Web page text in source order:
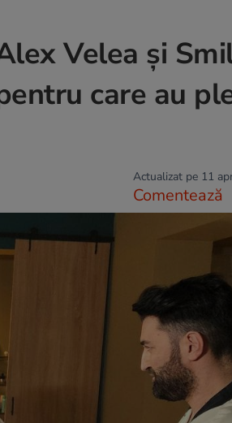
Velea și
care au
Actualizat pe 11
Comentează